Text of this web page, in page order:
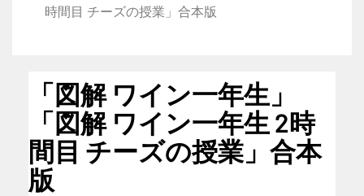
時間目 チーズの授業」合本版
「図解 ワイン一年生」
「図解 ワイン一年生 2時
間目 チーズの授業」合本
版